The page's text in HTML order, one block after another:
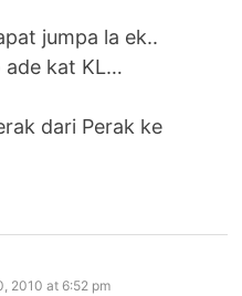
jumpa la ek..
ade kat KL…
dari Perak ke
2010 at 6:52 pm